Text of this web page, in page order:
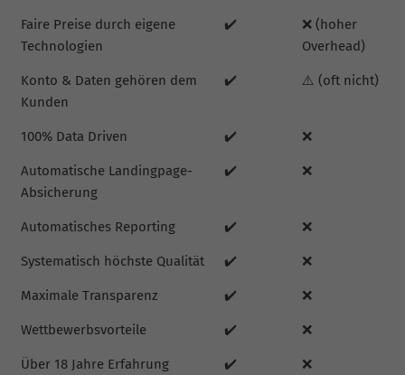
Faire Preise durch eigene
Technologien
✔️
❌ (hoher
Overhead)
Konto & Daten gehören dem
Kunden
✔️ ⚠️ (oft nicht)
100% Data Driven ✔️ ❌
Automatische Landingpage-
Absicherung
✔️ ❌
Automatisches Reporting ✔️ ❌
Systematisch höchste Qualität ✔️ ❌
Maximale Transparenz ✔️ ❌
Wettbewerbsvorteile ✔️ ❌
Über 18 Jahre Erfahrung ✔️ ❌
seoagentur.de. 👋